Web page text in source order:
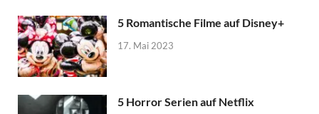
5 Romantische Filme auf Disney+
17. Mai 2023
5 Horror Serien auf Netflix